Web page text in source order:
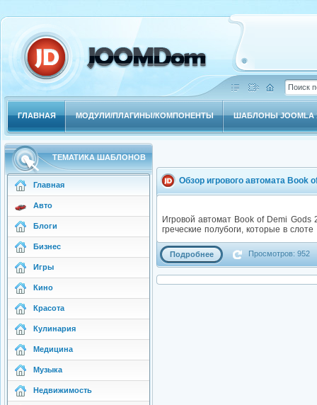
ГЛАВНАЯ МОДУЛИ/ПЛАГИНЫ/КОМПОНЕНТЫ ШАБЛОНЫ JOOMLA
ТЕМАТИКА ШАБЛОНОВ
Главная
Авто
Блоги
Бизнес
Игры
Кино
Красота
Кулинария
Медицина
Музыка
Недвижимость
Обзор игрового автомата Book
Игровой автомат Book of Demi
греческие полубоги, которые в
Подробнее Просмотров: 952